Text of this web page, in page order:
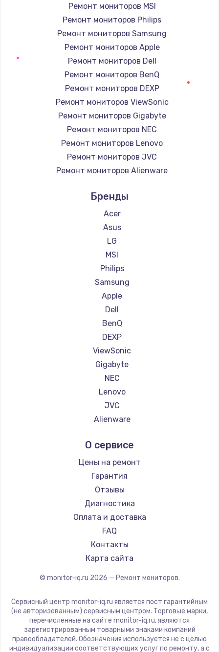
Ремонт мониторов MSI
Ремонт мониторов Philips
Ремонт мониторов Samsung
Ремонт мониторов Apple
Ремонт мониторов Dell
Ремонт мониторов BenQ
Ремонт мониторов DEXP
Ремонт мониторов ViewSonic
Ремонт мониторов Gigabyte
Ремонт мониторов NEC
Ремонт мониторов Lenovo
Ремонт мониторов JVC
Ремонт мониторов Alienware
Ремонт мониторов Thunderobot
Ремонт мониторов Hisense
Ремонт мониторов АОС
Ремонт мониторов Ardor
Ремонт мониторов Machenike
Ремонт мониторов iru
Ремонт мониторов Titan Army
Ремонт мониторов iFFALCON
Ремонт мониторов Dahua
Бренды
Acer
Asus
LG
MSI
Philips
Samsung
Apple
Dell
BenQ
DEXP
ViewSonic
Gigabyte
NEC
Lenovo
JVC
Alienware
Thunderobot
Hisense
АОС
Ardor
Machenike
iru
Titan Army
iFFALCON
Dahua
О сервисе
Цены на ремонт
Гарантия
Отзывы
Диагностика
Оплата и доставка
FAQ
Контакты
Карта сайта
© monitor-iq.ru 2026 — Ремонт мониторов.
Сервисный центр monitor-iq.ru является пост гарантийным
(не авторизованным) сервисным центром. Торговые марки,
перечисленные на сайте monitor-iq.ru, являются
зарегистрированным товарными знаками компаний
правообладателей. Обозначения используется не с целью
индивидуализации соответствующих услуг по ремонту, а с